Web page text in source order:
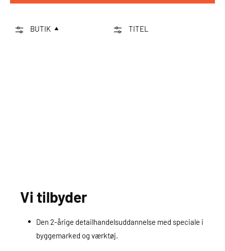
BUTIK TITEL
Vi tilbyder
Den 2-årige detailhandelsuddannelse med speciale i
byggemarked og værktøj.